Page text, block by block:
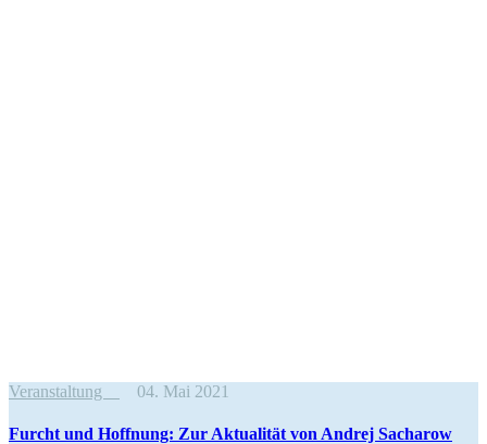
Veranstaltung 04. Mai 2021
Furcht und Hoffnung: Zur Aktua­lität von Andrej Sacharow